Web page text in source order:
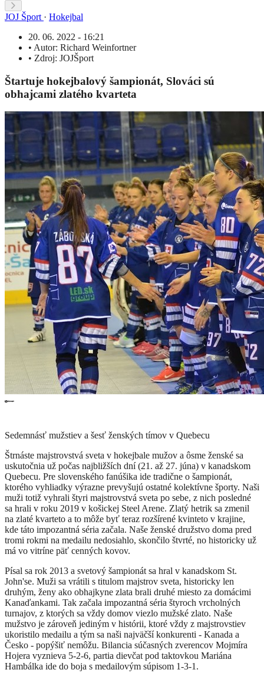
JOJ Šport · Hokejbal
20. 06. 2022 - 16:21
• Autor: Richard Weinfortner
• Zdroj: JOJŠport
Štartuje hokejbalový šampionát, Slováci sú
obhajcami zlatého kvarteta
Sedemnásť mužstiev a šesť ženských tímov v Quebecu
Štrnáste majstrovstvá sveta v hokejbale mužov a ôsme ženské sa
uskutočnia už počas najbližších dní (21. až 27. júna) v kanadskom
Quebecu. Pre slovenského fanúšika ide tradične o šampionát,
ktorého vyhliadky výrazne prevyšujú ostatné kolektívne športy. Naši
muži totiž vyhrali štyri majstrovstvá sveta po sebe, z nich posledné
sa hrali v roku 2019 v košickej Steel Arene. Zlatý hetrik sa zmenil
na zlaté kvarteto a to môže byť teraz rozšírené kvinteto v krajine,
kde táto impozantná séria začala. Naše ženské družstvo doma pred
tromi rokmi na medailu nedosiahlo, skončilo štvrté, no historicky už
má vo vitríne päť cenných kovov.
Písal sa rok 2013 a svetový šampionát sa hral v kanadskom St.
John'se. Muži sa vrátili s titulom majstrov sveta, historicky len
druhým, ženy ako obhajkyne zlata brali druhé miesto za domácimi
Kanaďankami. Tak začala impozantná séria štyroch vrcholných
turnajov, z ktorých sa vždy domov viezlo mužské zlato. Naše
mužstvo je zároveň jediným v histórii, ktoré vždy z majstrovstiev
ukoristilo medailu a tým sa naši najväčší konkurenti - Kanada a
Česko - popýšiť nemôžu. Bilancia súčasných zverencov Mojmíra
Hojera vyznieva 5-2-6, partia dievčat pod taktovkou Mariána
Hambálka ide do boja s medailovým súpisom 1-3-1.